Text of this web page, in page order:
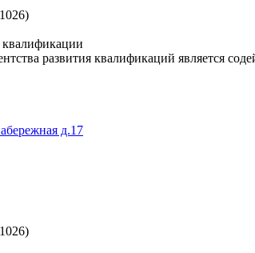
квалификации
развития квалификаций является
д.17